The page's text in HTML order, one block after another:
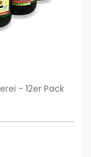
- 12er Pack